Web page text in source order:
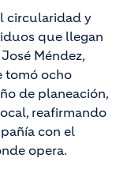
circularidad y
que llegan
Méndez,
tomó ocho
de planeación,
reafirmando
con el
opera.